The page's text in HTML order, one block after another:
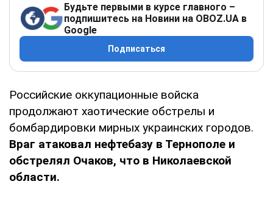
Будьте первыми в курсе главного –
подпишитесь на Новини на OBOZ.UA в
Google
Подписаться
Российские оккупационные войска
продолжают хаотические обстрелы и
бомбардировки мирных украинских городов.
Враг атаковал нефтебазу в Тернополе и
обстрелял Очаков, что в Николаевской
области.